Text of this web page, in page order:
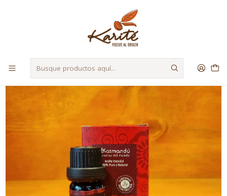
Despacho a Regiones a través de Starken y Bluexpress
Materias Primas Aceites Esenciales
Aceite Esencial Ciprés 5ml